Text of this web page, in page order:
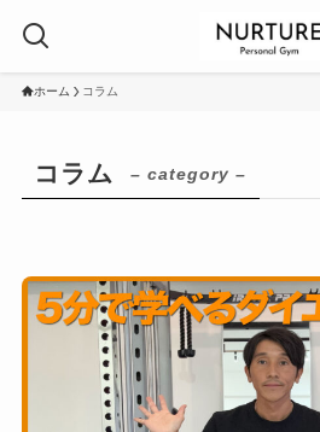
ホーム コラム
コラム – category –